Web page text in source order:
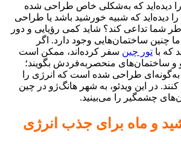
را دیده‌اید که به‌شکلی خاص طراحی شده
را دیده‌اید که شبیه خورشید باشد یا طراحی
شما تداعی کند؟ شاید کمی رؤیایی و دور
چنین ساختمان‌هایی وجود دارد. اگر
با تور چین سفر کرده‌اند، ممکن است
و ساختمان‌های منحصربه‌فردش بگویند؛
طراحی شده است که انرژی را
در این ویدئو، به شهر هانگ‌ژو در چین
چشمگیر را می‌بینید.
و ماه برای جذب انرژی